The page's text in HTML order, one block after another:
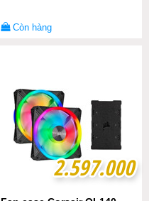
Còn hàng
2.597.000
2.597.000